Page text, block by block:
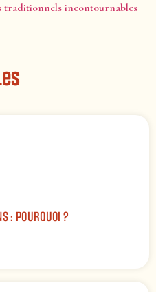
traditionnels incontournables
: POURQUOI ?